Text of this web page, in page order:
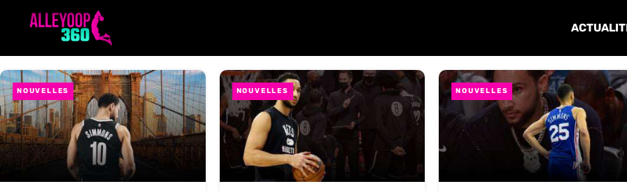
NOUVELLES NOUVELLES NOUVELLES